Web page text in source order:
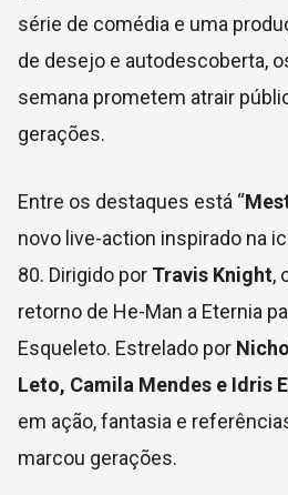
série de comédia e uma
de desejo e autodescoberta,
semana prometem atrair
gerações.
Entre os destaques está “
novo live-action inspirado na
80. Dirigido por Travis Knight,
retorno de He-Man a Eternia
Esqueleto. Estrelado por
Leto, Camila Mendes e Idris
em ação, fantasia e
marcou gerações.